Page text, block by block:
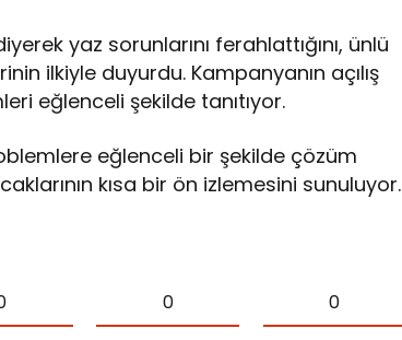
yaz sorunlarını ferahlattığını, ünlü
ilkiyle duyurdu. Kampanyanın açılış
eğlenceli şekilde tanıtıyor.
eğlenceli bir şekilde çözüm
kısa bir ön izlemesini sunuluyor.
0 0